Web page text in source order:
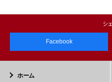
Facebook
ホーム